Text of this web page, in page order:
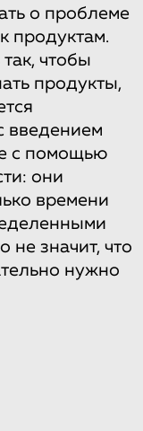
о проблеме
продуктам.
чтобы
продукты,
введением
с помощью
они
времени
не значит, что
нужно